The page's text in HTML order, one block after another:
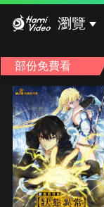
瀏覽
部份免費看